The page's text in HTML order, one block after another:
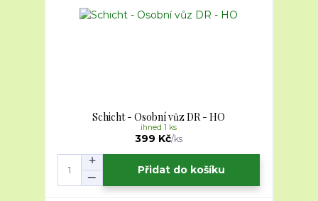
Schicht - Osobní vůz DR - HO
399 Kč/ks
ihned 1 ks
Přidat do košíku